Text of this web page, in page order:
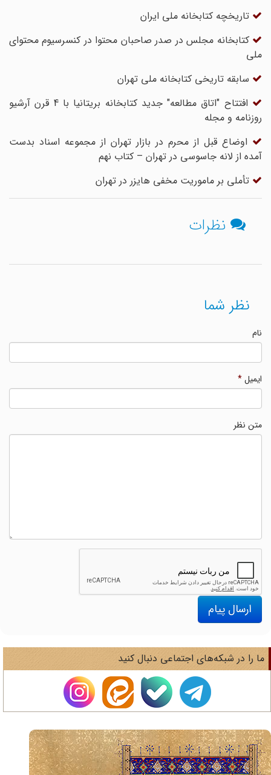
تاریخچه‎ ‎کتابخانه ملی ایران
کتابخانه مجلس در صدر صاحبان محتوا در کنسرسیوم محتوای
ملی
سابقه تاریخی کتابخانه ملی تهران
افتتاح "اتاق مطالعه" جدید کتابخانه بریتانیا با 4 قرن آرشیو
روزنامه و مجله
اوضاع قبل از محرم در بازار تهران از مجموعه اسناد بدست
آمده از لانه جاسوسی در تهران – کتاب نهم
تأملی بر ماموریت مخفی هایزر در تهران
نظرات
نظر شما
ایمیل*
متن نظر
ارسال پیام
را در شبکه‌های اجتماعی دنبال کنید